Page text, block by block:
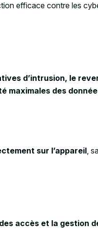
efficace contre les
d’intrusion, le
maximales des
sur l’appareil,
accès et la gestion